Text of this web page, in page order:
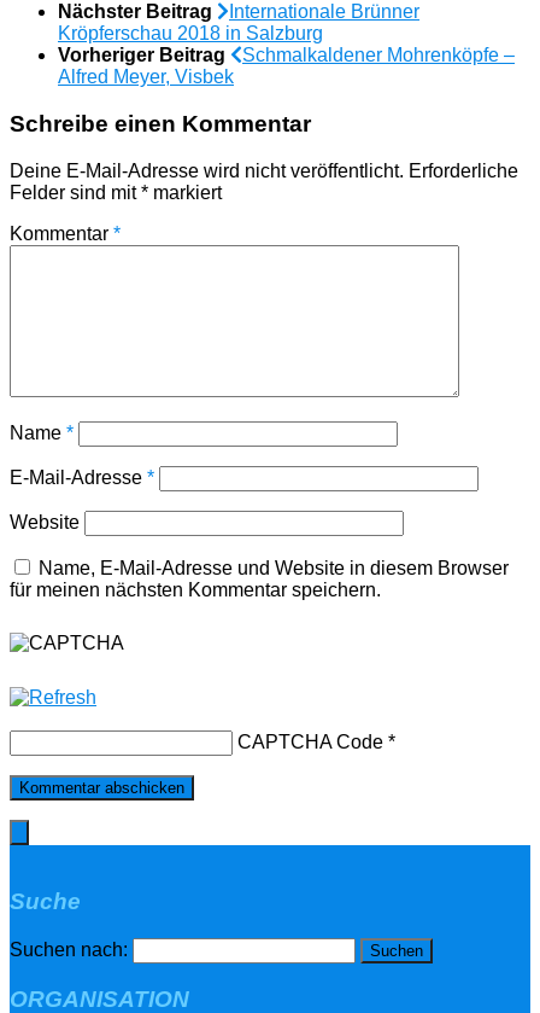
Nächster Beitrag
Internationale Brünner
Kröpferschau 2018 in Salzburg
Vorheriger Beitrag
Schmalkaldener Mohrenköpfe –
Alfred Meyer, Visbek
Schreibe einen Kommentar
Deine E-Mail-Adresse wird nicht veröffentlicht. Erforderliche
Felder sind mit* markiert
Kommentar *
Name *
E-Mail-Adresse *
Website
Name, E-Mail-Adresse und Website in diesem Browser
für meinen nächsten Kommentar speichern.
CAPTCHA Code *
Suche
Suchen nach:
ORGANISATION